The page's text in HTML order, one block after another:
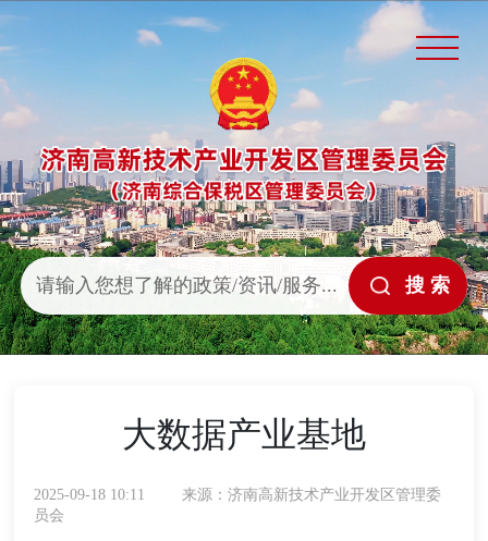
大数据产业基地
2025-09-18 10:11
来源：济南高新技术产业开发区管理委
员会